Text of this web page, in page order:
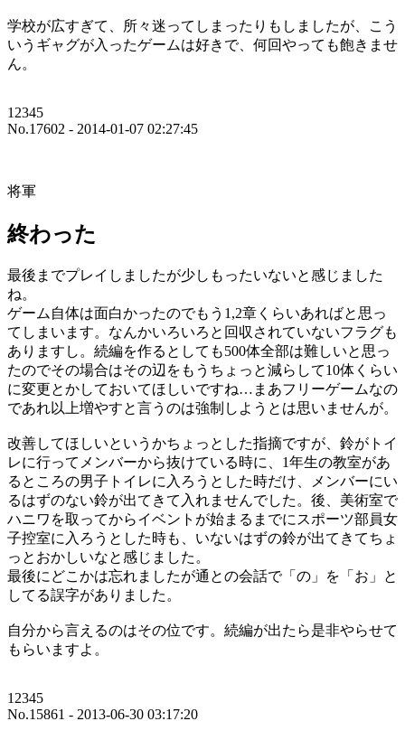
学校が広すぎて、所々迷ってしまったりもしましたが、こう
いうギャグが入ったゲームは好きで、何回やっても飽きませ
ん。
12345
No.17602 - 2014-01-07 02:27:45
将軍
終わった
最後までプレイしましたが少しもったいないと感じました
ね。
ゲーム自体は面白かったのでもう1,2章くらいあればと思っ
てしまいます。なんかいろいろと回収されていないフラグも
ありますし。続編を作るとしても500体全部は難しいと思っ
たのでその場合はその辺をもうちょっと減らして10体くらい
に変更とかしておいてほしいですね…まあフリーゲームなの
であれ以上増やすと言うのは強制しようとは思いませんが。
改善してほしいというかちょっとした指摘ですが、鈴がトイ
レに行ってメンバーから抜けている時に、1年生の教室があ
るところの男子トイレに入ろうとした時だけ、メンバーにい
るはずのない鈴が出てきて入れませんでした。後、美術室で
ハニワを取ってからイベントが始まるまでにスポーツ部員女
子控室に入ろうとした時も、いないはずの鈴が出てきてちょ
っとおかしいなと感じました。
最後にどこかは忘れましたが通との会話で「の」を「お」と
してる誤字がありました。
自分から言えるのはその位です。続編が出たら是非やらせて
もらいますよ。
12345
No.15861 - 2013-06-30 03:17:20